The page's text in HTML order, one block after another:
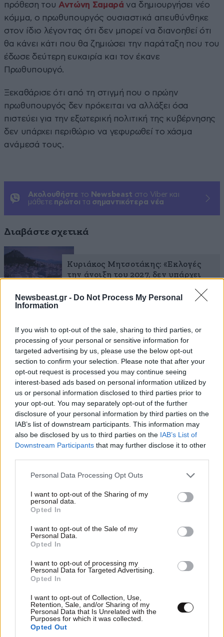
Newsbeast.gr - Do Not Process My Personal
Information
If you wish to opt-out of the sale, sharing to third parties, or
processing of your personal or sensitive information for
targeted advertising by us, please use the below opt-out
section to confirm your selection. Please note that after your
opt-out request is processed you may continue seeing
interest-based ads based on personal information utilized by
us or personal information disclosed to third parties prior to
your opt-out. You may separately opt-out of the further
disclosure of your personal information by third parties on the
IAB’s list of downstream participants. This information may
also be disclosed by us to third parties on the IAB’s List of
Downstream Participants that may further disclose it to other
Please note that this website/app uses one or more Google
not limited to your visit or usage behaviour. You may click to
grant or deny consent to Google and its third-party tags to
use your data for below specified purposes in below Google
consent section.
Personal Data Processing Opt Outs
I want to opt-out of the Sharing of my
personal data.
Opted In
I want to opt-out of the Sale of my
Personal Data.
Opted In
I want to opt-out of processing my
Personal Data for Targeted Advertising.
Opted In
I want to opt-out of Collection, Use,
Retention, Sale, and/or Sharing of my
Personal Data that Is Unrelated with the
Purposes for which it was collected.
Opted Out
πρόθεση του Αντώνη Σαμαρά να δημιουργήσει νέο
κόμμα, ο πρωθυπουργός ουσιαστικά απευθύνθηκε
στον ίδιο λέγοντας ότι δεν μπορεί να διανοηθεί ότι
θα κάνει κάτι που θα ζημιώσει την παράταξη που του
έδωσε δεύτερη ευκαιρία και τον έκανε
Πρωθυπουργό.
Ξεκαθάρισε ότι από τη στιγμή που ο πρώην
πρωθυπουργός δεν πρόκειται να αλλάξει όσα
πιστεύει για την εξωτερική πολιτική της κυβέρνησης
δεν υπάρχει περιθώριο να γεφυρωθεί το χάσμα
ανάμεσά τους.
Ακολουθήστε το Newsbeast στο Viber και
μάθετε πρώτοι τα σημαντικότερα νέα
Διαβάστε σχετικά
Κυριάκος Μητσοτάκης: «Εκλογές
την άνοιξη του 2027, δεν υπάρχει
κριτική Σαμαρά και Καραμανλή»
ΠΕΡΙΣΣΟΤΕΡΑ ΑΠΟ ΤΗΝ
ΠΟΛΙΤΙΚΗ